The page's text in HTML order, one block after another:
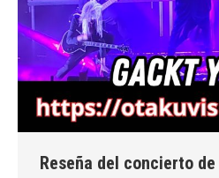
Reseña del concierto